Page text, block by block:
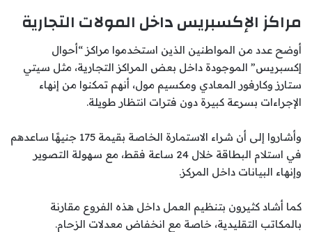
مراكز الإكسبريس داخل المولات التجارية
أوضح عدد من المواطنين الذين استخدموا مراكز “أحوال
إكسبريس” الموجودة داخل بعض المراكز التجارية، مثل سيتي
ستارز وكارفور المعادي ومكسيم مول، أنهم تمكنوا من إنهاء
الإجراءات بسرعة كبيرة دون فترات انتظار طويلة.
وأشاروا إلى أن شراء الاستمارة الخاصة بقيمة 175 جنيهًا ساعدهم
في استلام البطاقة خلال 24 ساعة فقط، مع سهولة التصوير
وإنهاء البيانات داخل المركز.
كما أشاد كثيرون بتنظيم العمل داخل هذه الفروع مقارنة
بالمكاتب التقليدية، خاصة مع انخفاض معدلات الزحام.